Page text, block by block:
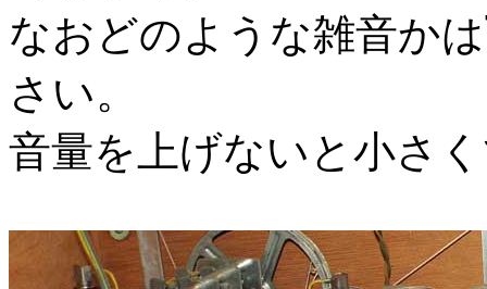
なおどのような雑音かは
さい。
音量を上げないと小さ